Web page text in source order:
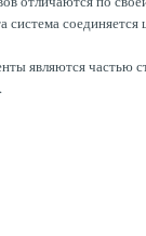
являются частью